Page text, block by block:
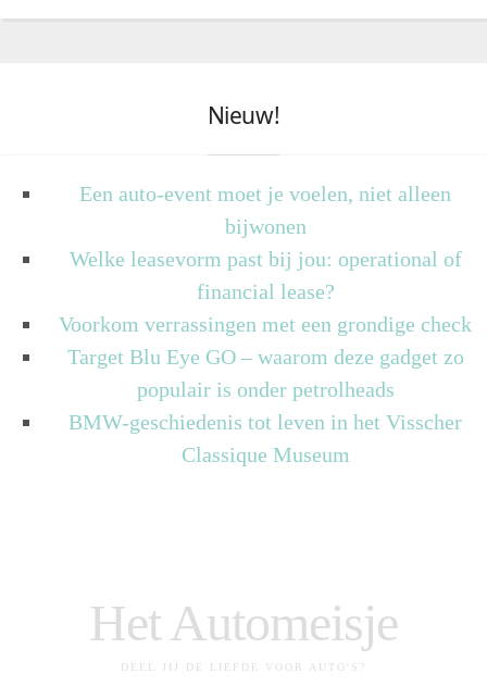
Nieuw!
Een auto-event moet je voelen, niet alleen
bijwonen
Welke leasevorm past bij jou: operational of
financial lease?
Voorkom verrassingen met een grondige check
Target Blu Eye GO – waarom deze gadget zo
populair is onder petrolheads
BMW-geschiedenis tot leven in het Visscher
Classique Museum
Het Automeisje
DEEL JIJ DE LIEFDE VOOR AUTO'S?